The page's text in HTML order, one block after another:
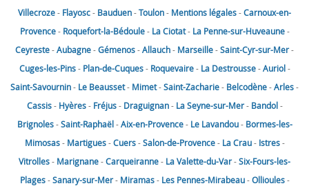
Villecroze- Flayosc- Bauduen-Toulon- Mentions légales-Carnoux-en-
Provence- Roquefort-la-Bédoule- La Ciotat- La Penne-sur-Huveaune-
Ceyreste-Aubagne-Gémenos-Allauch- Marseille-Saint-Cyr-sur-Mer-
Cuges-les-Pins- Plan-de-Cuques- Roquevaire- La Destrousse-Auriol-
Saint-Savournin- Le Beausset- Mimet-Saint-Zacharie- Belcodène-Arles-
Cassis- Hyères- Fréjus- Draguignan- La Seyne-sur-Mer- Bandol-
Brignoles-Saint-Raphaël-Aix-en-Provence- Le Lavandou- Bormes-les-
Mimosas- Martigues-Cuers-Salon-de-Provence- La Crau- Istres-
Vitrolles- Marignane-Carqueiranne- La Valette-du-Var-Six-Fours-les-
Plages-Sanary-sur-Mer- Miramas- Les Pennes-Mirabeau-Ollioules-